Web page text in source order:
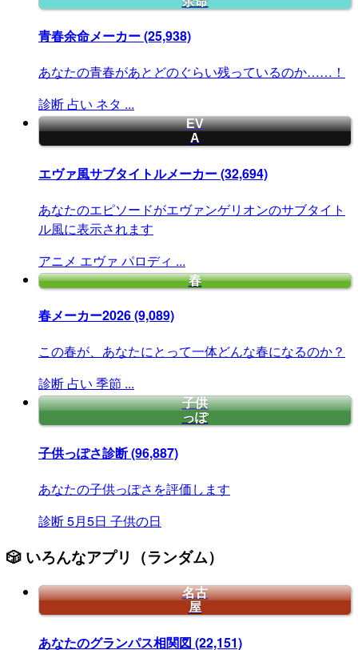
青春余命メーカー(25,938)
あなたの青春があとどのぐらい残っているのか……！
診断 占い ネタ ...
EV
A
エヴァ風サブタイトルメーカー(32,694)
あなたのエピソードがエヴァンゲリオンのサブタイト
ル風に表示されます
アニメ エヴァ パロディ ...
春
春メーカー2026(9,089)
この春が、あなたにとって一体どんな春になるのか？
診断 占い 季節 ...
子供
っぽ
子供っぽさ診断(96,887)
あなたの子供っぽさを評価します
診断5月5日 子供の日
🎲 いろんなアプリ（ランダム）
名古
屋
あなたのグランパス相関図 (22,151)